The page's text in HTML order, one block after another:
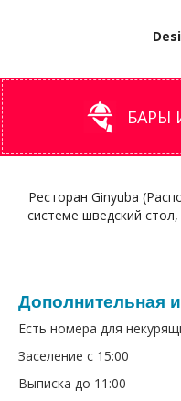
БАРЫ
Ресторан Ginyuba
системе шведский
Дополнительная
Есть номера для
Заселение с 15:00
Выписка до 11:00